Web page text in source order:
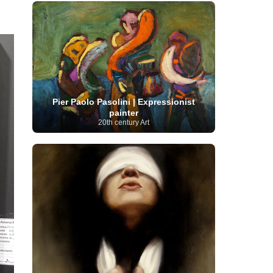
Flemish Art (56) French Art (993)
Frick Collection (3) Galleria Borghese
(5)
GAM Milano (4) Genre painter (486)
Georgian Artist (10) German Art (245)
Getty Museum (3) Greek Art (66)
Guatemalan Artist (2) Haitian Artist (2) Hawaii
Art
(4) Henri Matisse (11)
Hermitage
Museum
(11) Hudson River School (10)
Hungarian Art (37) Icelandic Art (1)
Impressionist art movement
(602)
Indian Art (48) Iranian Art (19)
Italian Art (1063) Japanese Art
(35) Jordanian Art
Kazakhstani Artist
(6) Korean Art
Latin American Artist (1)
Lebanese Artist (16)
Libyan Artist (2)
Lithuanian
Macedonian Art
(114)
Metropolitan Museum of
Mexican Art (36)
Michelangelo
Moldovan Artist (8) Moma (2)
Mongolian
Pier Paolo Pasolini | Expressionist
painter
20th century Art